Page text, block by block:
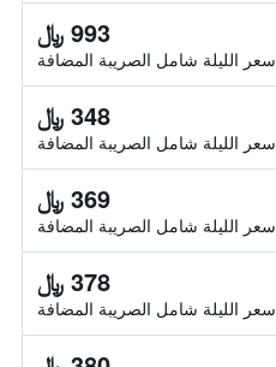
993 ﷼
سعر الليلة شامل الصريبة المضافة
348 ﷼
سعر الليلة شامل الصريبة المضافة
369 ﷼
سعر الليلة شامل الصريبة المضافة
378 ﷼
سعر الليلة شامل الصريبة المضافة